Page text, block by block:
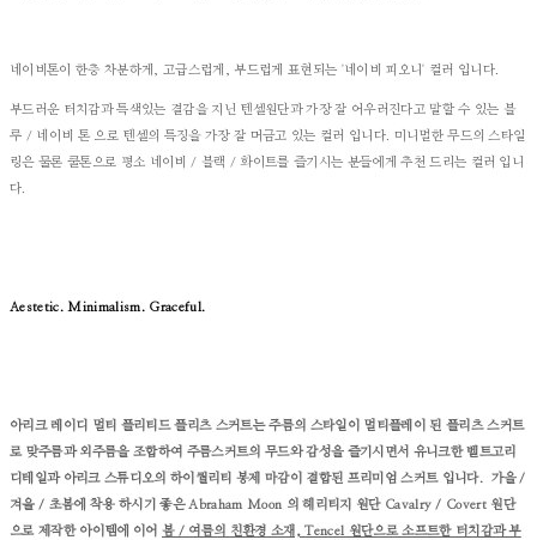
네이비톤이 한층 차분하게, 고급스럽게, 부드럽게 표현되는 '네이비 피오니' 컬러 입니다.
부드러운 터치감과 특색있는 결감을 지닌 텐셀원단과 가장 잘 어우러진다고 말할 수 있는 블
루 / 네이비 톤 으로 텐셀의 특징을 가장 잘 머금고 있는 컬러 입니다. 미니멀한 무드의 스타일
링은 물론 쿨톤으로 평소 네이비 / 블랙 / 화이트를 즐기시는 분들에게 추천 드리는 컬러 입니
다.
Aestetic. Minimalism. Graceful.
아리크 레이디 멀티 플리티드 플리츠 스커트는 주름의 스타일이 멀티플레이 된 플리츠 스커트
로 맞주름과 외주름을 조합하여 주름스커트의 무드와 감성을 즐기시면서 유니크한 벨트고리
디테일과 아리크 스튜디오의 하이퀄리티 봉제 마감이 결합된 프리미엄 스커트 입니다. 가을 /
겨울 / 초봄에 착용 하시기 좋은 Abraham Moon 의 헤리티지 원단 Cavalry / Covert 원단
으로 제작한 아이템에 이어 봄 / 여름의 친환경 소재, Tencel 원단으로 소프트한 터치감과 부